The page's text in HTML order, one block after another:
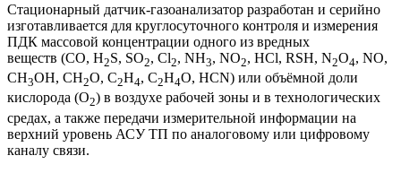
Стационарный датчик-газоанализатор разработан и серийно
изготавливается для круглосуточного контроля и измерения
ПДК массовой концентрации одного из вредных
веществ (CO, H2S, SO2, Cl2, NH3, NO2, HCl, RSH, N2O4, NO,
СН3ОН, СН2О, С2Н4, С2Н4О, HСN) или объёмной доли
кислорода (O2) в воздухе рабочей зоны и в технологических
средах, а также передачи измерительной информации на
верхний уровень АСУ ТП по аналоговому или цифровому
каналу связи.